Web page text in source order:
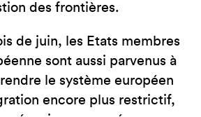
des frontières.
de juin, les Etats membres
sont aussi parvenus à
le système européen
encore plus restrictif,